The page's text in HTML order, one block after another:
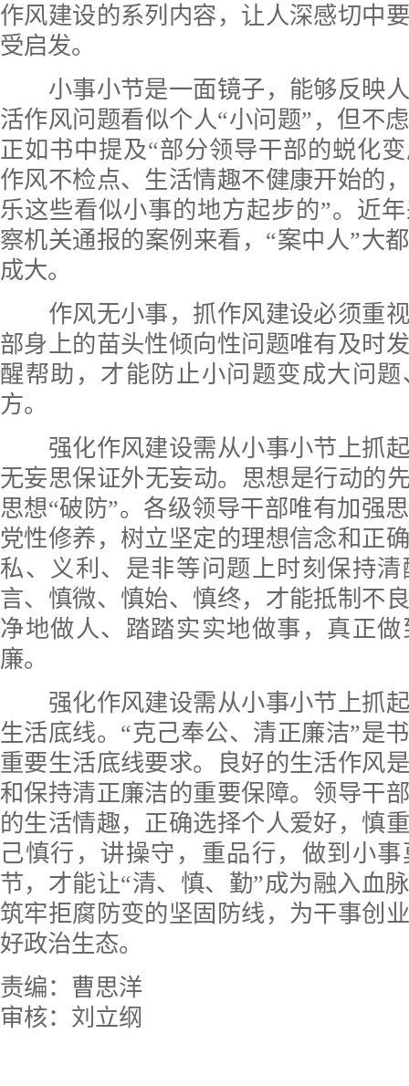
作风建设的系列内容，让人深感切中
受启发。
小事小节是一面镜子，能够反映人
活作风问题看似个人“小问题”，但不
正如书中提及“部分领导干部的蜕化
作风不检点、生活情趣不健康开始的
乐这些看似小事的地方起步的”。近
察机关通报的案例来看，“案中人”大
成大。
作风无小事，抓作风建设必须重视
部身上的苗头性倾向性问题唯有及时
醒帮助，才能防止小问题变成大问
方。
强化作风建设需从小事小节上抓起
无妄思保证外无妄动。思想是行动的
思想“破防”。各级领导干部唯有加强
党性修养，树立坚定的理想信念和正
私、义利、是非等问题上时刻保持
言、慎微、慎始、慎终，才能抵制不
净地做人、踏踏实实地做事，真正
廉。
强化作风建设需从小事小节上抓起
生活底线。“克己奉公、清正廉洁”是
重要生活底线要求。良好的生活作风
和保持清正廉洁的重要保障。领导干
的生活情趣，正确选择个人爱好，慎
己慎行，讲操守，重品行，做到小
节，才能让“清、慎、勤”成为融入血
筑牢拒腐防变的坚固防线，为干事创
好政治生态。
责编：曹思洋
审核：刘立纲